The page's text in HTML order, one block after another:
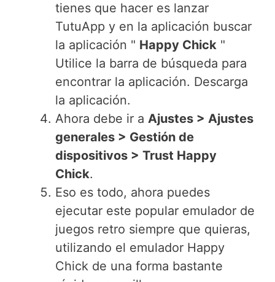
tienes que hacer es lanzar
TutuApp y en la aplicación buscar
la aplicación " Happy Chick "
Utilice la barra de búsqueda para
encontrar la aplicación. Descarga
la aplicación.
Ahora debe ir a Ajustes > Ajustes
generales > Gestión de
dispositivos > Trust Happy
Chick.
Eso es todo, ahora puedes
ejecutar este popular emulador de
juegos retro siempre que quieras,
utilizando el emulador Happy
Chick de una forma bastante